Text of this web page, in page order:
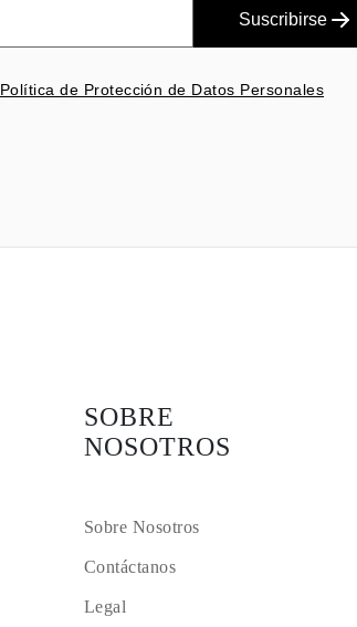
Suscribirse
Política de Protección de Datos Personales
SOBRE
NOSOTROS
Sobre Nosotros
Contáctanos
Legal